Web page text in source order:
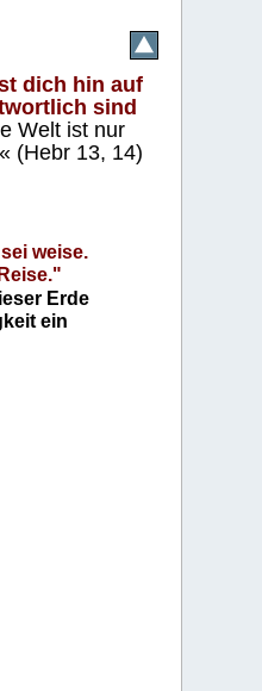
dich hin auf
sind
Welt ist nur
(Hebr 13, 14)
weise.
Erde
ein